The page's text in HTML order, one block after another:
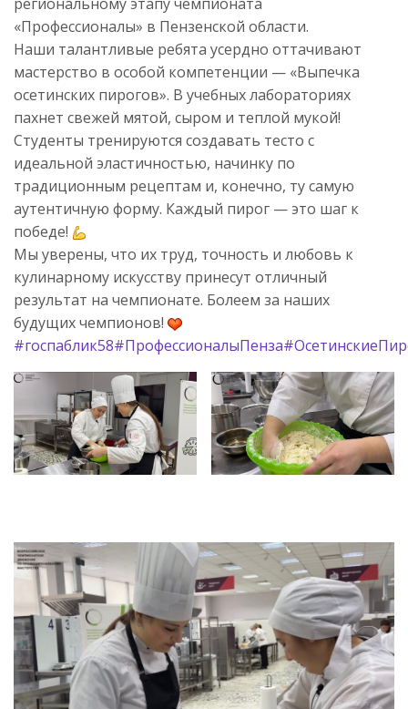
«Профессионалы» в Пензенской области.
Наши талантливые ребята усердно оттачивают
мастерство в особой компетенции — «Выпечка
осетинских пирогов». В учебных лабораториях
пахнет свежей мятой, сыром и теплой мукой!
Студенты тренируются создавать тесто с
идеальной эластичностью, начинку по
традиционным рецептам и, конечно, ту самую
аутентичную форму. Каждый пирог — это шаг к
победе!
Мы уверены, что их труд, точность и любовь к
кулинарному искусству принесут отличный
результат на чемпионате. Болеем за наших
будущих чемпионов!
#госпаблик58#ПрофессионалыПенза